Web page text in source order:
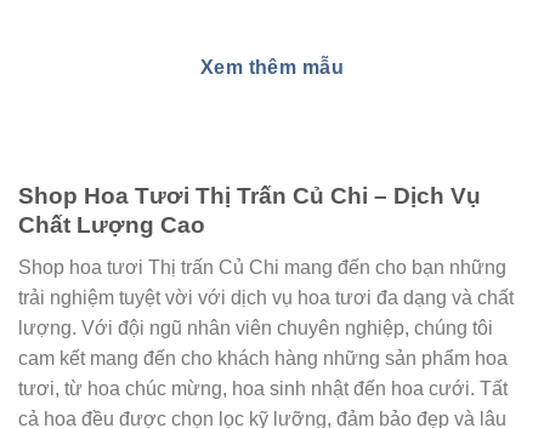
Xem thêm mẫu
Shop Hoa Tươi Thị Trấn Củ Chi – Dịch Vụ
Chất Lượng Cao
Shop hoa tươi Thị trấn Củ Chi mang đến cho bạn những
trải nghiệm tuyệt vời với dịch vụ hoa tươi đa dạng và chất
lượng. Với đội ngũ nhân viên chuyên nghiệp, chúng tôi
cam kết mang đến cho khách hàng những sản phẩm hoa
tươi, từ hoa chúc mừng, hoa sinh nhật đến hoa cưới. Tất
cả hoa đều được chọn lọc kỹ lưỡng, đảm bảo đẹp và lâu